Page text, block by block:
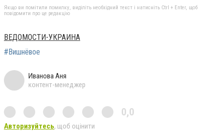
Якщо ви помітили помилку, виділіть необхідний текст і натисніть Ctrl + Enter, щоб
повідомити про це редакцію
ВЕДОМОСТИ-УКРАИНА
#Вишнёвое
Иванова Аня
контент-менеджер
0,0
Авторизуйтесь, щоб оцінити